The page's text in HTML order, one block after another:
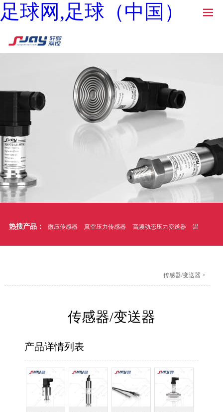
足球网,足球（中国）
热搜产品： 微压传感器 真空压力传感器 高频动态压力变送器 温压一体式压力传感器
传感器/变送器 >
传感器/变送器
产品详情列表